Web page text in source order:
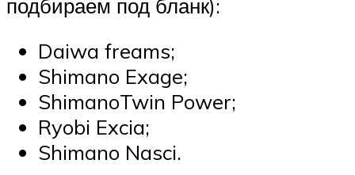
подбираем под бланк):
Daiwa freams;
Shimano Exage;
ShimanoTwin Power;
Ryobi Excia;
Shimano Nasci.